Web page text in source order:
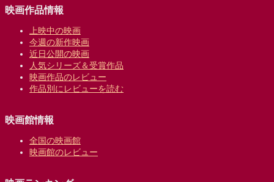
映画作品情報
上映中の映画
今週の新作映画
近日公開の映画
人気シリーズ＆受賞作品
映画作品のレビュー
作品別にレビューを読む
映画館情報
全国の映画館
映画館のレビュー